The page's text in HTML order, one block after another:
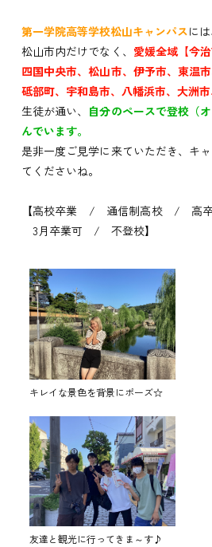
第一学院高等学校松山キャンパスには
松山市内だけでなく、 愛媛全域【今
四国中央市、松山市、伊予市、東温
砥部町、宇和島市、八幡浜市、大洲
生徒が通い、 自分のペースで登校（
んでいます。
是非一度ご見学に来ていただき、キ
てくださいね。
【高校卒業 / 通信制高校 /
3月卒業可 / 不登校】
キレイな景色を背景にポーズ☆
友達と観光に行ってきま～す♪